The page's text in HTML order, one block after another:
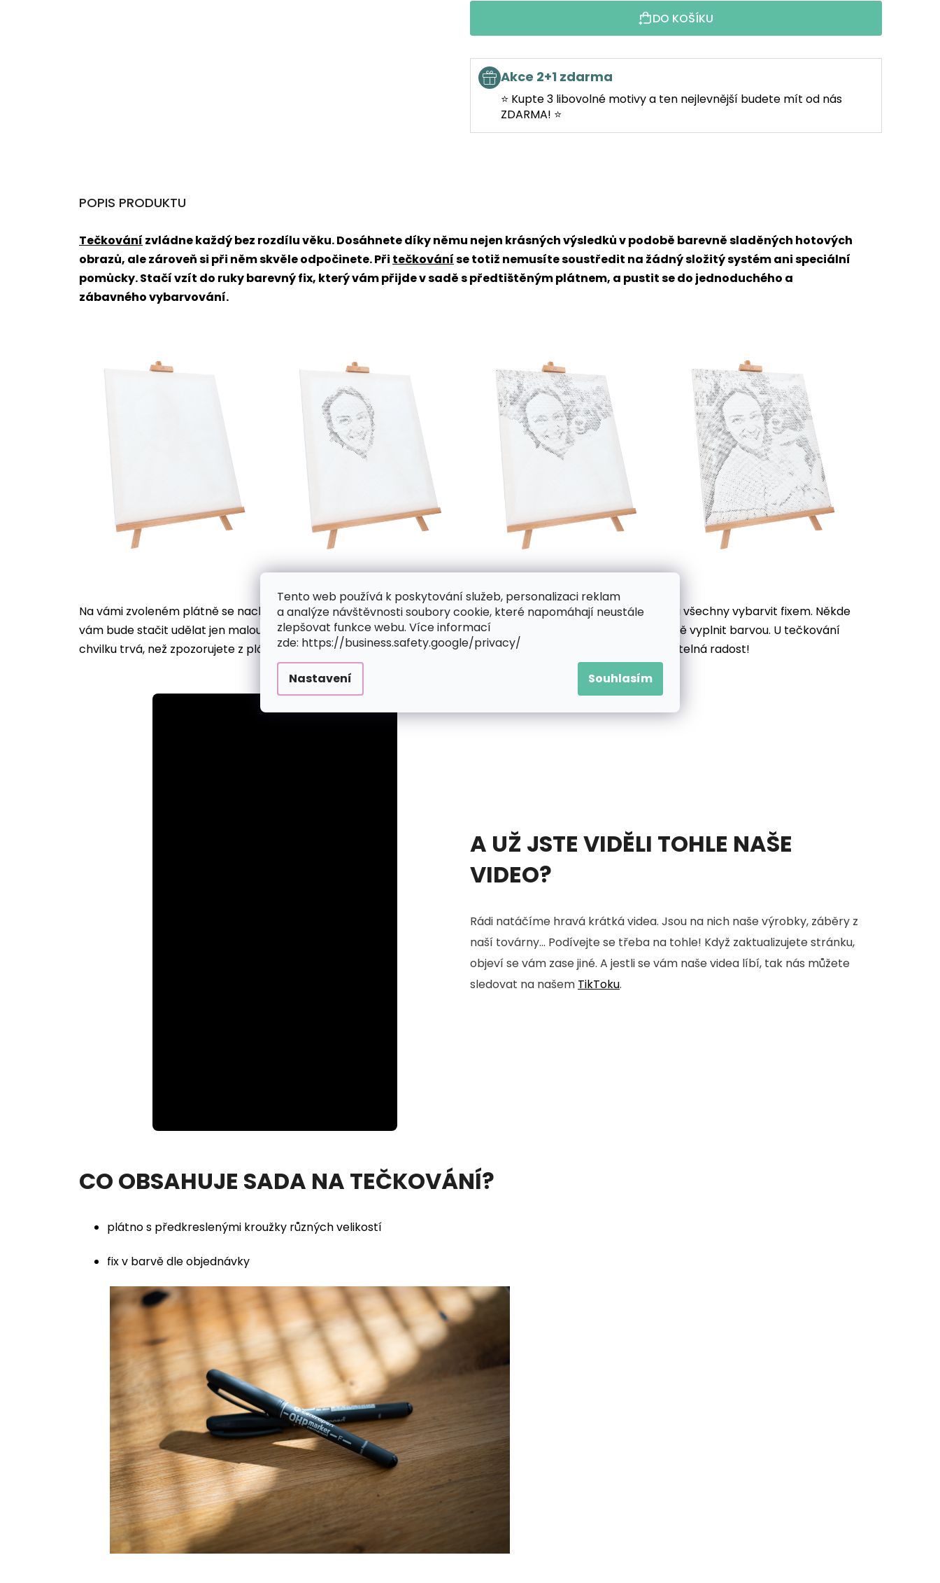
Tento web používá k poskytování služeb, personalizaci reklam
a analýze návštěvnosti soubory cookie, které napomáhají neustále
zlepšovat funkce webu. Více informací
zde: https://business.safety.google/privacy/
Nastavení Souhlasím
DO KOŠÍKU
Akce 2+1 zdarma
⭐ Kupte 3 libovolné motivy a ten nejlevnější budete mít od nás
ZDARMA! ⭐
POPIS PRODUKTU
Tečkování zvládne každý bez rozdílu věku. Dosáhnete díky němu nejen krásných výsledků v podobě barevně sladěných hotových
obrazů, ale zároveň si při něm skvěle odpočinete. Při tečkováníse totiž nemusíte soustředit na žádný složitý systém ani speciální
pomůcky. Stačí vzít do ruky barevný fix, který vám přijde v sadě s předtištěným plátnem, a pustit se do jednoduchého a
zábavného vybarvování.
Na vámi zvoleném plátně se nachází desítky až stovky různě velkých předtištěných kroužků, která je potřeba všechny vybarvit fixem. Někde
vám bude stačit udělat jen malou tečku, jinde bude nutné do plátna trochu víc zatlačit a celý kroužek důkladně vyplnit barvou. U tečkování
chvilku trvá, než zpozorujete z plátna vystupovat svůj motiv. Jakmile se ale začne rýsovat, zaplaví vás neuvěřitelná radost!
100.00%
A UŽ JSTE VIDĚLI TOHLE NAŠE
VIDEO?
Rádi natáčíme hravá krátká videa. Jsou na nich naše výrobky, záběry z
naší továrny... Podívejte se třeba na tohle! Když zaktualizujete stránku,
objeví se vám zase jiné. A jestli se vám naše videa líbí, tak nás můžete
sledovat na našem TikToku.
CO OBSAHUJE SADA NA TEČKOVÁNÍ?
plátno s předkreslenými kroužky různých velikostí
fix v barvě dle objednávky